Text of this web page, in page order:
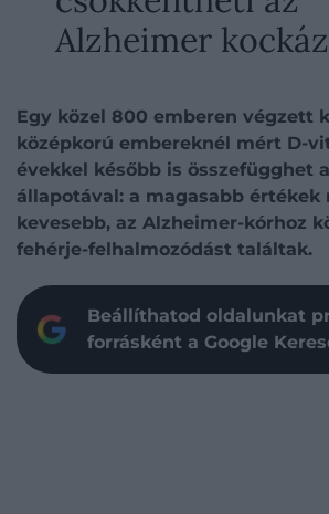
Alzheimer
Egy közel 800 emberen végzett
középkorú embereknél mért D-
évekkel később is összefügghet
állapotával: a magasabb
kevesebb, az Alzheimer-kórhoz
fehérje-felhalmozódást találtak.
Beállíthatod oldalunkat
forrásként a Google